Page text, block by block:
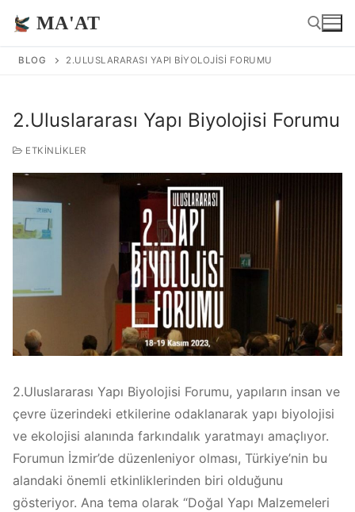
atla
MA'AT
BLOG 2.ULUSLARARASI YAPI BIYOLOJISI FORUMU
2.Uluslararası Yapı Biyolojisi Forumu
ETKINLIKLER
2.Uluslararası Yapı Biyolojisi Forumu, yapıların insan ve
çevre üzerindeki etkilerine odaklanarak yapı biyolojisi
ve ekolojisi alanında farkındalık yaratmayı amaçlıyor.
Forumun İzmir’de düzenleniyor olması, Türkiye’nin bu
alandaki önemli etkinliklerinden biri olduğunu
gösteriyor. Ana tema olarak “Doğal Yapı Malzemeleri